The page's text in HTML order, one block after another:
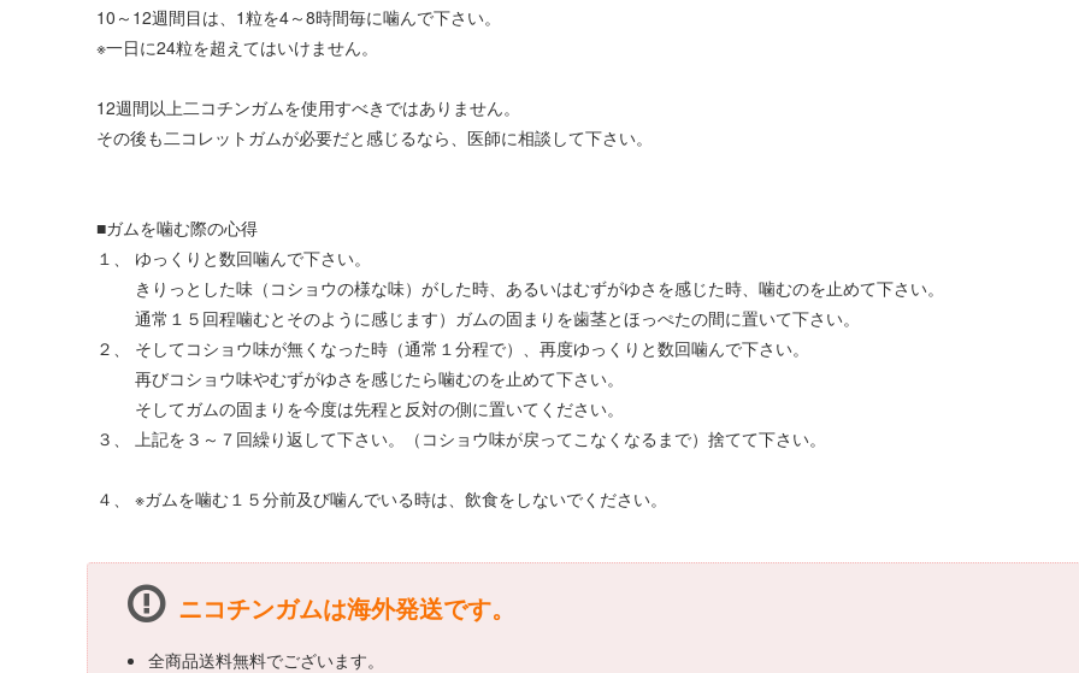
10～12週間目は、1粒を4～8時間毎に噛んで下さい。
※一日に24粒を超えてはいけません。
12週間以上二コチンガムを使用すべきではありません。
その後も二コレットガムが必要だと感じるなら、医師に相談して下さい。
■ガムを噛む際の心得
１、 ゆっくりと数回噛んで下さい。
きりっとした味（コショウの様な味）がした時、あるいはむずがゆさを感じた時、噛むのを止めて下さい。
通常１５回程噛むとそのように感じます）ガムの固まりを歯茎とほっぺたの間に置いて下さい。
２、 そしてコショウ味が無くなった時（通常１分程で）、再度ゆっくりと数回噛んで下さい。
再びコショウ味やむずがゆさを感じたら噛むのを止めて下さい。
そしてガムの固まりを今度は先程と反対の側に置いてください。
３、 上記を３～７回繰り返して下さい。（コショウ味が戻ってこなくなるまで）捨てて下さい。
４、 ※ガムを噛む１５分前及び噛んでいる時は、飲食をしないでください。
ニコチンガムは海外発送です。
全商品送料無料でございます。